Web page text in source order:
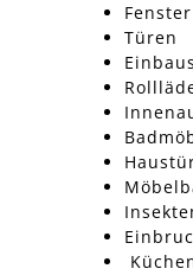
Fenster
Türen